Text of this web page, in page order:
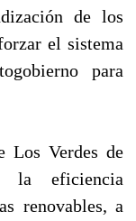
de los
el sistema
para
Los Verdes de
la eficiencia
renovables, a